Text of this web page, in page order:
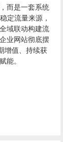
而是一套系统
定流量来源，
域联动构建流
业网站彻底摆
增值、持续获
能。